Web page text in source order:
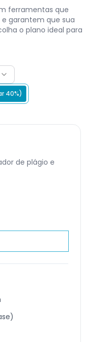
ferramentas que
garantem que sua
o plano ideal para
40%)
de plágio e